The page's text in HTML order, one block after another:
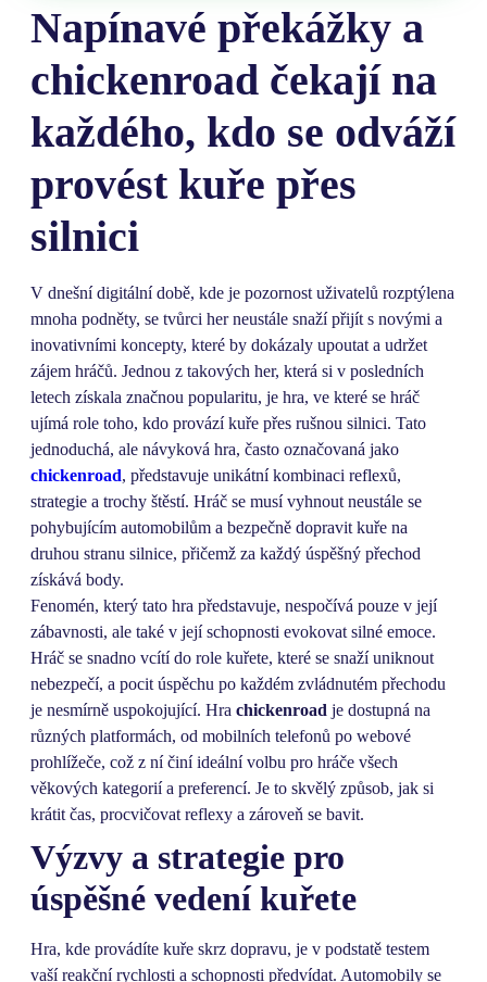
Napínavé překážky a
chickenroad čekají na
každého, kdo se odváží
provést kuře přes
silnici
V dnešní digitální době, kde je pozornost uživatelů rozptýlena
mnoha podněty, se tvůrci her neustále snaží přijít s novými a
inovativními koncepty, které by dokázaly upoutat a udržet
zájem hráčů. Jednou z takových her, která si v posledních
letech získala značnou popularitu, je hra, ve které se hráč
ujímá role toho, kdo provází kuře přes rušnou silnici. Tato
jednoduchá, ale návyková hra, často označovaná jako
chickenroad, představuje unikátní kombinaci reflexů,
strategie a trochy štěstí. Hráč se musí vyhnout neustále se
pohybujícím automobilům a bezpečně dopravit kuře na
druhou stranu silnice, přičemž za každý úspěšný přechod
získává body.
Fenomén, který tato hra představuje, nespočívá pouze v její
zábavnosti, ale také v její schopnosti evokovat silné emoce.
Hráč se snadno vcítí do role kuřete, které se snaží uniknout
nebezpečí, a pocit úspěchu po každém zvládnutém přechodu
je nesmírně uspokojující. Hra chickenroad je dostupná na
různých platformách, od mobilních telefonů po webové
prohlížeče, což z ní činí ideální volbu pro hráče všech
věkových kategorií a preferencí. Je to skvělý způsob, jak si
krátit čas, procvičovat reflexy a zároveň se bavit.
Výzvy a strategie pro
úspěšné vedení kuřete
Hra, kde provádíte kuře skrz dopravu, je v podstatě testem
vaší reakční rychlosti a schopnosti předvídat. Automobily se